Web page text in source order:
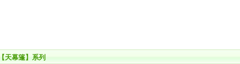
【天幕篷】系列